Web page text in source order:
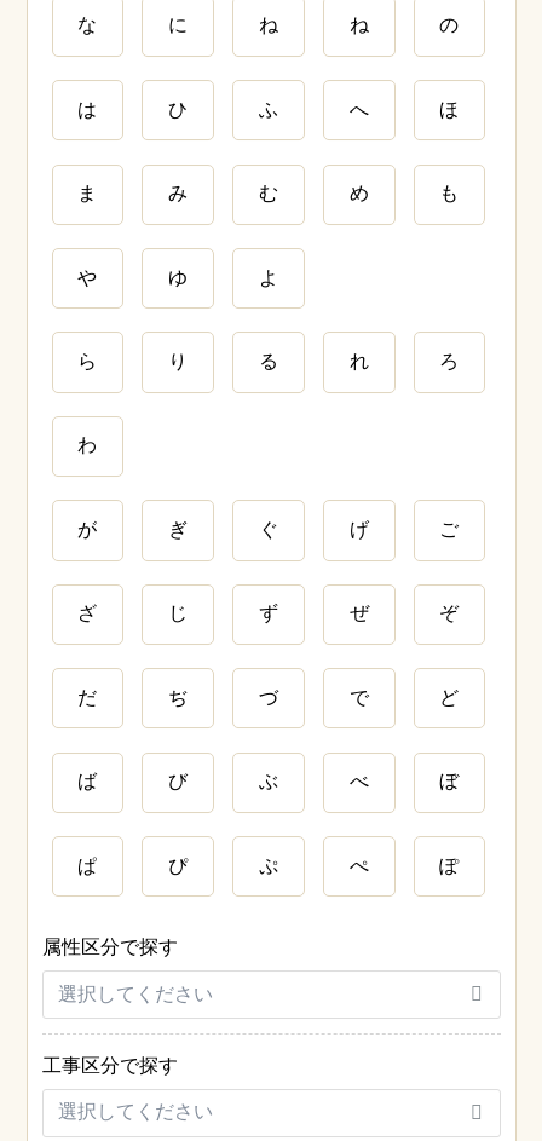
な に ね ね の
は ひ ふ へ ほ
ま み む め も
や ゆ よ
ら り る れ ろ
わ
が ぎ ぐ げ ご
ざ じ ず ぜ ぞ
だ ぢ づ で ど
ば び ぶ べ ぼ
ぱ ぴ ぷ ぺ ぽ
属性区分で探す
工事区分で探す